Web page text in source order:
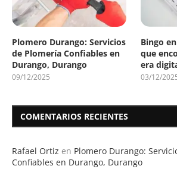
Plomero Durango: Servicios
de Plomería Confiables en
Durango, Durango
09/12/2025
Bingo
que
era
03/12/
COMENTARIOS RECIENTES
Rafael Ortiz en Plomero Durango:
Confiables en Durango, Durango